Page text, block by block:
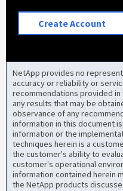
Create Account
NetApp provides no
accuracy or reliability or
recommendations provided
any results that may be
observance of any
information in this document
information or the
techniques herein is a
the customer's ability to
customer's operational
information contained herein
the NetApp products